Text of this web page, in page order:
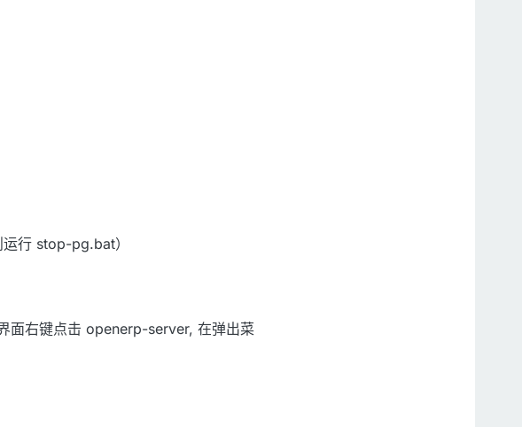
行 stop-pg.bat）
面右键点击 openerp-server, 在弹出菜